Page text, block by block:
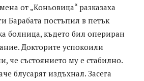
от „Коньовица“ разказаха
Барабата постъпил в петък
болница, където бил опериран
Докторите успокоили
че състоянието му е стабилно.
блусарят издъхнал. Засега